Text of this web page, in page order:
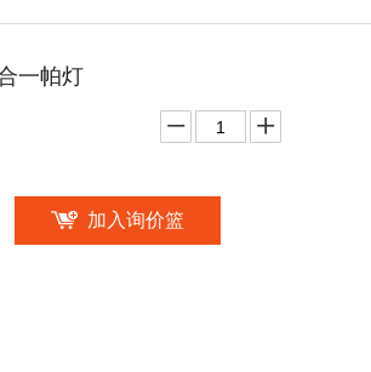
一帕灯
加入询价篮